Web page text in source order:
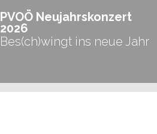
PVOÖ Neu­jahrs­kon­zert
2026
Bes(ch)wingt ins neue Jahr